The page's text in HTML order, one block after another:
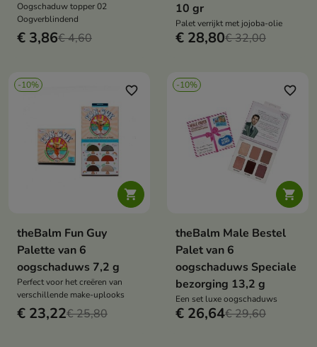
Oogschaduw topper 02
Oogverblindend
€ 3,86€ 4,60
10 gr
Palet verrijkt met jojoba-olie
€ 28,80€ 32,00
-10%

favorite_border
theBalm Fun Guy
Palette van 6
oogschaduws 7,2 g
Perfect voor het creëren van
verschillende make-uplooks
€ 23,22€ 25,80
-10%

favorite_border
theBalm Male Bestel
Palet van 6
oogschaduws Speciale
bezorging 13,2 g
Een set luxe oogschaduws
€ 26,64€ 29,60